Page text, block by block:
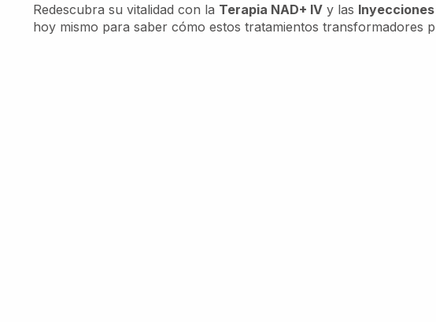
Redescubra su vitalidad con la Terapia NAD+ IV y las Inyecciones
hoy mismo para saber cómo estos tratamientos transformadores